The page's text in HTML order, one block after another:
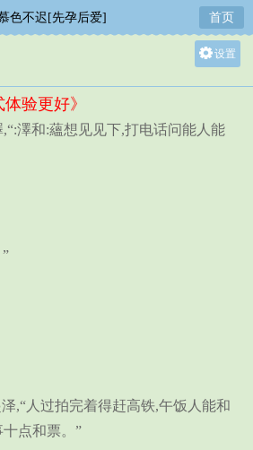
色不迟[先孕后爱] 首页
设置
中
验更好》
和:蘊想见见下,打电话问能人能
人过拍完着得赶高铁,午饭人能和
点和票。”